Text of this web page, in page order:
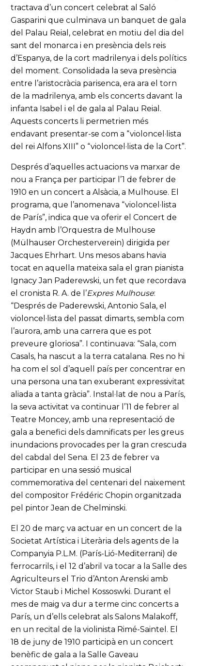
tractava d’un concert celebrat al Saló
Gasparini que culminava un banquet de gala
del Palau Reial, celebrat en motiu del dia del
sant del monarca i en presència dels reis
d’Espanya, de la cort madrilenya i dels polítics
del moment. Consolidada la seva presència
entre l’aristocràcia parisenca, era ara el torn
de la madrilenya, amb els concerts davant la
infanta Isabel i el de gala al Palau Reial.
Aquests concerts li permetrien més
endavant presentar-se com a “violoncel·lista
del rei Alfons XIII” o “violoncel·lista de la Cort”.
Després d’aquelles actuacions va marxar de
nou a França per participar l’1 de febrer de
1910 en un concert a Alsàcia, a Mulhouse. El
programa, que l’anomenava “violoncel·lista
de París”, indica que va oferir el Concert de
Haydn amb l’Orquestra de Mulhouse
(Mülhauser Orchesterverein) dirigida per
Jacques Ehrhart. Uns mesos abans havia
tocat en aquella mateixa sala el gran pianista
Ignacy Jan Paderewski, un fet que recordava
el cronista R. A. de l’Expres Mulhouse:
“Després de Paderewski, Antonio Sala, el
violoncel·lista del passat dimarts, sembla com
l’aurora, amb una carrera que es pot
preveure gloriosa”. I continuava: “Sala, com
Casals, ha nascut a la terra catalana. Res no hi
ha com el sol d’aquell país per concentrar en
una persona una tan exuberant expressivitat
aliada a tanta gràcia”. Instal·lat de nou a París,
la seva activitat va continuar l’11 de febrer al
Teatre Moncey, amb una representació de
gala a benefici dels damnificats per les greus
inundacions provocades per la gran crescuda
del cabdal del Sena. El 23 de febrer va
participar en una sessió musical
commemorativa del centenari del naixement
del compositor Frédéric Chopin organitzada
pel pintor Jean de Chelminski.
El 20 de març va actuar en un concert de la
Societat Artística i Literària dels agents de la
Companyia P.L.M. (París-Lió-Mediterrani) de
ferrocarrils, i el 12 d’abril va tocar a la Salle des
Agriculteurs el Trio d’Anton Arenski amb
Victor Staub i Michel Kossoswki. Durant el
mes de maig va dur a terme cinc concerts a
París, un d’ells celebrat als Salons Malakoff,
en un recital de la violinista Rimé-Saintel. El
18 de juny de 1910 participà en un concert
benèfic de gala a la Salle Gaveau